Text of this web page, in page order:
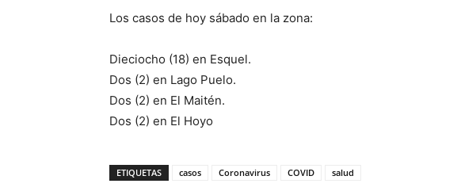
Los casos de hoy sábado en la zona:
Dieciocho (18) en Esquel.
Dos (2) en Lago Puelo.
Dos (2) en El Maitén.
Dos (2) en El Hoyo
ETIQUETAS casos Coronavirus COVID salud